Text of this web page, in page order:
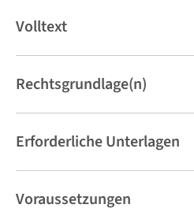
Volltext
Rechtsgrundlage(n)
Erforderliche Unterlagen
Voraussetzungen